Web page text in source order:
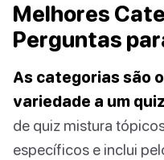
Melhores
Perguntas
As categorias são
variedade a um
de quiz mistura
específicos e inclui